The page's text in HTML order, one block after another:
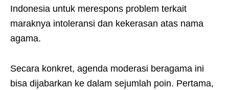
Indonesia untuk merespons problem terkait
maraknya intoleransi dan kekerasan atas nama
agama.
Secara konkret, agenda moderasi beragama ini
bisa dijabarkan ke dalam sejumlah poin. Pertama,